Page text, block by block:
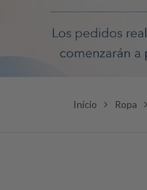
Inicio Ropa